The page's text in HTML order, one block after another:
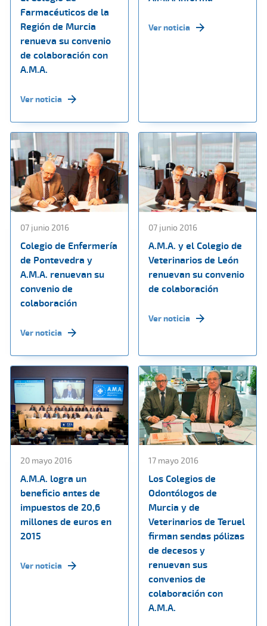
Farmacéuticos de la
Región de Murcia
renueva su convenio
de colaboración con
A.M.A.
Ver noticia
Ver noticia
07 junio 2016
Colegio de Enfermería
de Pontevedra y
A.M.A. renuevan su
convenio de
colaboración
Ver noticia
07 junio 2016
A.M.A. y el Colegio de
Veterinarios de León
renuevan su convenio
de colaboración
Ver noticia
20 mayo 2016
A.M.A. logra un
beneficio antes de
impuestos de 20,6
millones de euros en
2015
Ver noticia
17 mayo 2016
Los Colegios de
Odontólogos de
Murcia y de
Veterinarios de Teruel
firman sendas pólizas
de decesos y
renuevan sus
convenios de
colaboración con
A.M.A.